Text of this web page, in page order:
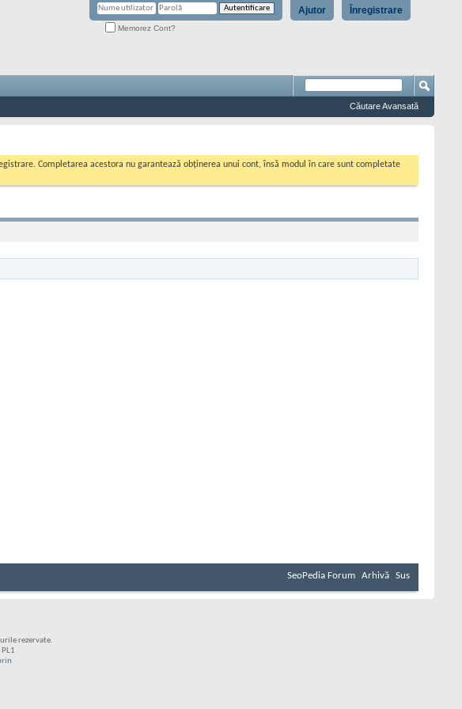
Înregistrare
Ajutor
Memorez Cont?
Căutare Avansată
Completarea acestora nu garantează obținerea unui cont, însă modul în care sunt completate
SeoPedia Forum Arhivă Sus
rezervate.